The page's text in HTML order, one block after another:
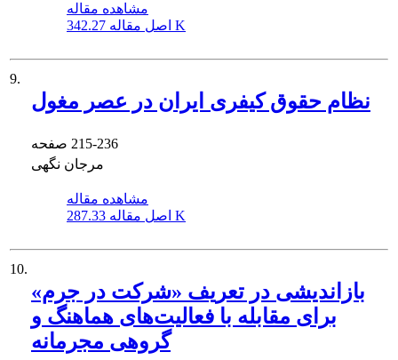
مشاهده مقاله
اصل مقاله 342.27 K
9.
نظام حقوق کیفری ایران در عصر مغول
215-236
مرجان نگهی
مشاهده مقاله
اصل مقاله 287.33 K
10.
باز‌اندیشی در تعریف «شرکت در جرم»
برای مقابله با فعالیت‌های هماهنگ و
گروهی مجرمانه